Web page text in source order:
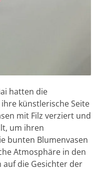
hatten die
künstlerische Seite
mit Filz verziert und
um ihren
bunten Blumenvasen
Atmosphäre in den
auf die Gesichter der